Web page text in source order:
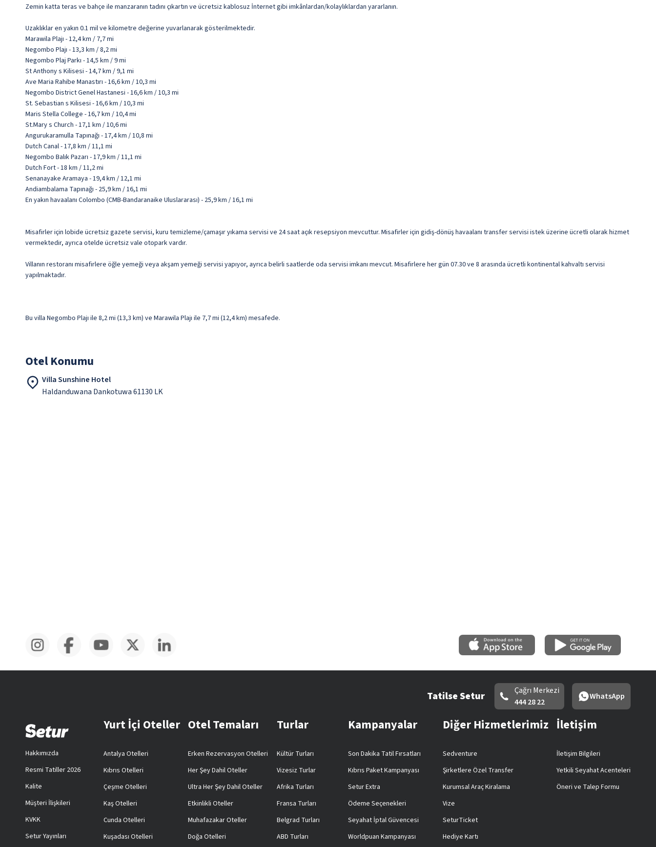
Zemin katta teras ve bahçe ile manzaranın tadını çıkartın ve ücretsiz kablosuz İnternet gibi imkânlardan/kolaylıklardan yararlanın.
Uzaklıklar en yakın 0.1 mil ve kilometre değerine yuvarlanarak gösterilmektedir.
Marawila Plajı - 12,4 km / 7,7 mi
Negombo Plajı - 13,3 km / 8,2 mi
Negombo Plaj Parkı - 14,5 km / 9 mi
St Anthony s Kilisesi - 14,7 km / 9,1 mi
Ave Maria Rahibe Manastırı - 16,6 km / 10,3 mi
Negombo District Genel Hastanesi - 16,6 km / 10,3 mi
St. Sebastian s Kilisesi - 16,6 km / 10,3 mi
Maris Stella College - 16,7 km / 10,4 mi
St.Mary s Church - 17,1 km / 10,6 mi
Angurukaramulla Tapınağı - 17,4 km / 10,8 mi
Dutch Canal - 17,8 km / 11,1 mi
Negombo Balık Pazarı - 17,9 km / 11,1 mi
Dutch Fort - 18 km / 11,2 mi
Senanayake Aramaya - 19,4 km / 12,1 mi
Andiambalama Tapınağı - 25,9 km / 16,1 mi
En yakın havaalanı Colombo (CMB-Bandaranaike Uluslararası) - 25,9 km / 16,1 mi
Misafirler için lobide ücretsiz gazete servisi, kuru temizleme/çamaşır yıkama servisi ve 24 saat açık resepsiyon mevcuttur. Misafirler için gidiş-dönüş havaalanı transfer servisi istek üzerine ücretli olarak hizmet
vermektedir, ayrıca otelde ücretsiz vale otopark vardır.
Villanın restoranı misafirlere öğle yemeği veya akşam yemeği servisi yapıyor, ayrıca belirli saatlerde oda servisi imkanı mevcut. Misafirlere her gün 07.30 ve 8 arasında ücretli kontinental kahvaltı servisi
yapılmaktadır.
Bu villa Negombo Plajı ile 8,2 mi (13,3 km) ve Marawila Plajı ile 7,7 mi (12,4 km) mesafede.
Otel Konumu
Villa Sunshine Hotel
Haldanduwana Dankotuwa 61130 LK
Tatilse Setur
Çağrı Merkezi
444 28 22
WhatsApp
Hakkımızda
Resmi Tatiller 2026
Kalite
Müşteri İlişkileri
KVKK
Setur Yayınları
Yurt İçi Oteller
Antalya Otelleri
Kıbrıs Otelleri
Çeşme Otelleri
Kaş Otelleri
Cunda Otelleri
Kuşadası Otelleri
Otel Temaları
Erken Rezervasyon Otelleri
Her Şey Dahil Oteller
Ultra Her Şey Dahil Oteller
Etkinlikli Oteller
Muhafazakar Oteller
Doğa Otelleri
Turlar
Kültür Turları
Vizesiz Turlar
Afrika Turları
Fransa Turları
Belgrad Turları
ABD Turları
Kampanyalar
Son Dakika Tatil Fırsatları
Kıbrıs Paket Kampanyası
Setur Extra
Ödeme Seçenekleri
Seyahat İptal Güvencesi
Worldpuan Kampanyası
Diğer Hizmetlerimiz
Sedventure
Şirketlere Özel Transfer
Kurumsal Araç Kiralama
Vize
SeturTicket
Hediye Kartı
İletişim
İletişim Bilgileri
Yetkili Seyahat Acenteleri
Öneri ve Talep Formu